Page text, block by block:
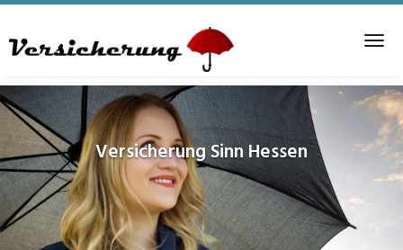
to
content
VersicherungSinn Hessen